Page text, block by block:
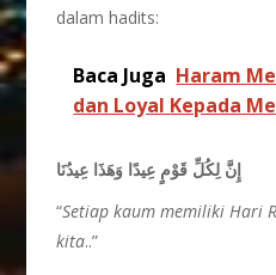
dalam hadits:
Baca Juga Haram
dan Loyal Kepada
إِنَّ لِكُلِّ قَوْمٍ عِيدًا وَهَذَا عِيدُنَا
“Setiap kaum memiliki Hari
kita..”